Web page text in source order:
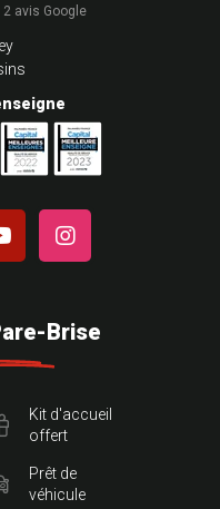
2 avis Google
Brise
Kit d'accueil
offert
Prêt de
véhicule